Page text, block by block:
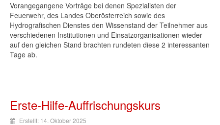
Vorangegangene Vorträge bei denen Spezialisten der
Feuerwehr, des Landes Oberösterreich sowie des
Hydrografischen Dienstes den Wissenstand der Teilnehmer aus
verschiedenen Institutionen und Einsatzorganisationen wieder
auf den gleichen Stand brachten rundeten diese 2 interessanten
Tage ab.
Erste-Hilfe-Auffrischungskurs
Erstellt: 14. Oktober 2025